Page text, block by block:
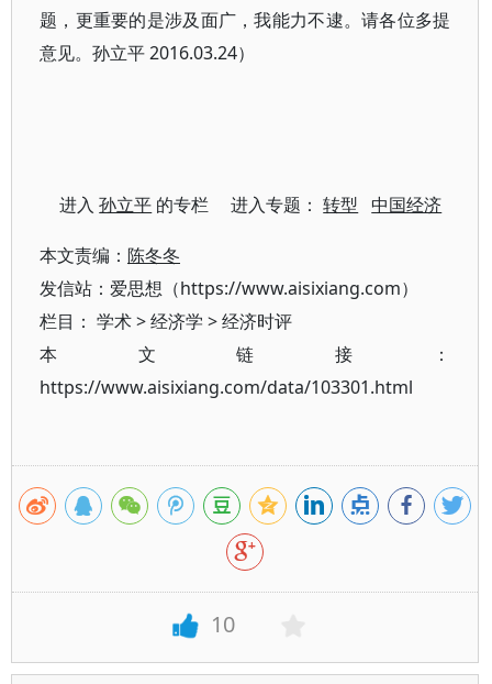
题，更重要的是涉及面广，我能力不逮。请各位多提
意见。孙立平 2016.03.24）
进入孙立平 的专栏 进入专题：转型 中国经济
本文责编： 陈冬冬
发信站：爱思想（https://www.aisixiang.com）
栏目： 学术>经济学 >经济时评
本文链接：
https://www.aisixiang.com/data/103301.html
10